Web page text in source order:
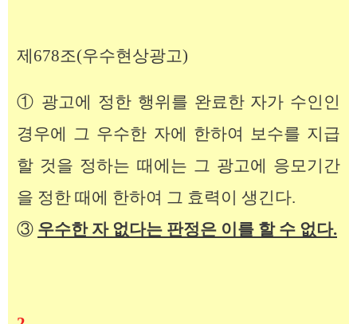
제678조(우수현상광고)
① 광고에 정한 행위를 완료한 자가 수인인
경우에 그 우수한 자에 한하여 보수를 지급
할 것을 정하는 때에는 그 광고에 응모기간
을 정한 때에 한하여 그 효력이 생긴다.
③ 우수한 자 없다는 판정은 이를 할 수 없다.